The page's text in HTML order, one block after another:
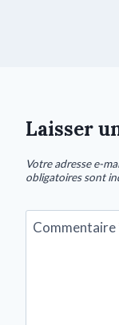
Laisser
Votre adresse e-
obligatoires sont
Commentaire